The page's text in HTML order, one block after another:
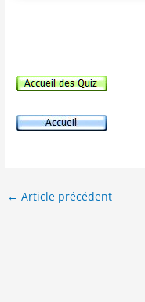
← Article précédent